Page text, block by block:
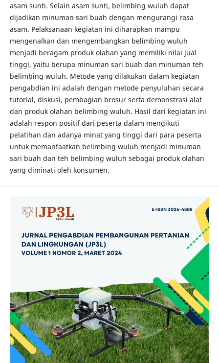
asam sunti. Selain asam sunti, belimbing wuluh dapat
dijadikan minuman sari buah dengan mengurangi rasa
asam. Pelaksanaan kegiatan ini diharapkan mampu
mengenalkan dan mengembangkan belimbing wuluh
menjadi beragam produk olahan yang memiliki nilai jual
tinggi, yaitu berupa minuman sari buah dan minuman teh
belimbing wuluh. Metode yang dilakukan dalam kegiatan
pengabdian ini adalah dengan metode penyuluhan secara
tutorial, diskusi, pembagian brosur serta demonstrasi alat
dan produk olahan belimbing wuluh. Hasil dari kegiatan ini
adalah respon positif dari peserta dalam mengikuti
pelatihan dan adanya minat yang tinggi dari para peserta
untuk memanfaatkan belimbing wuluh menjadi minuman
sari buah dan teh belimbing wuluh sebagai produk olahan
yang diminati oleh konsumen.